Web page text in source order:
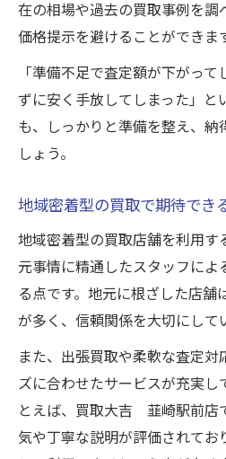
在の相場や過去の買取事例を調
価格提示を避けることができま
「準備不足で査定額が下がっ
ずに安く手放してしまった」と
も、しっかりと準備を整え、納
しょう。
地域密着型の買取で期待でき
地域密着型の買取店舗を利用
元事情に精通したスタッフに
る点です。地元に根ざした店舗
が多く、信頼関係を大切にして
また、出張買取や柔軟な査定対
ズに合わせたサービスが充実し
とえば、買取大吉 韮崎駅前店
気や丁寧な説明が評価されてお